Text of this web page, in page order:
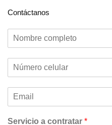
Contáctanos
Servicio a contratar *